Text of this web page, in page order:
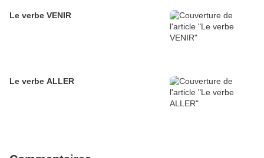
Le verbe VENIR
Le verbe ALLER